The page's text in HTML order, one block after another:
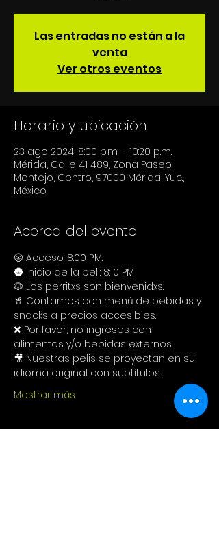
Las entradas no están a la
venta
Ver otros eventos
Horario y ubicación
23 ago 2024, 8:00 p.m. – 10:20 p.m.
Mérida, Calle 41 489, Zona Paseo
Montejo, Centro, 97000 Mérida, Yuc.,
México
Acerca del evento
🌝 Acceso: 8:00 P.M.
🌚 Inicio de la peli: 8:10 PM
🐶 Los perritxs son bienvenidxs.
🥤 Contamos con menú de bebidas y
snacks a precios accesibles.
❌ Por favor, no ingreses con
alimentos y/o bebidas externos.
🎥 Nuestras pelis se proyectan en su
idioma original con subtítulos.
Mostrar más